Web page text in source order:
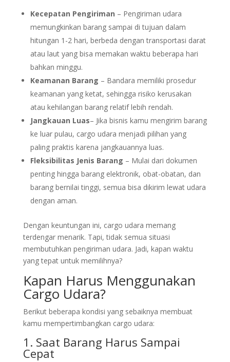
Kecepatan Pengiriman – Pengiriman udara
memungkinkan barang sampai di tujuan dalam
hitungan 1-2 hari, berbeda dengan transportasi darat
atau laut yang bisa memakan waktu beberapa hari
bahkan minggu.
Keamanan Barang – Bandara memiliki prosedur
keamanan yang ketat, sehingga risiko kerusakan
atau kehilangan barang relatif lebih rendah.
Jangkauan Luas– Jika bisnis kamu mengirim barang
ke luar pulau, cargo udara menjadi pilihan yang
paling praktis karena jangkauannya luas.
Fleksibilitas Jenis Barang – Mulai dari dokumen
penting hingga barang elektronik, obat-obatan, dan
barang bernilai tinggi, semua bisa dikirim lewat udara
dengan aman.
Dengan keuntungan ini, cargo udara memang
terdengar menarik. Tapi, tidak semua situasi
membutuhkan pengiriman udara. Jadi, kapan waktu
yang tepat untuk memilihnya?
Kapan Harus Menggunakan
Cargo Udara?
Berikut beberapa kondisi yang sebaiknya membuat
kamu mempertimbangkan cargo udara:
1. Saat Barang Harus Sampai
Cepat